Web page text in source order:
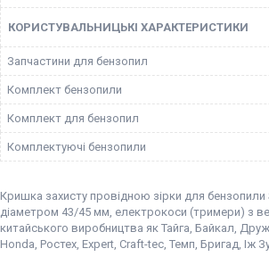
КОРИСТУВАЛЬНИЦЬКІ ХАРАКТЕРИСТИКИ
Запчастини для бензопил
Комплект бензопили
Комплект для бензопил
Комплектуючі бензопили
Кришка захисту провідною зірки для
діаметром 43/45 мм, електрокоси (тримери) з
китайського виробництва як Тайга, Байкал,
Honda, Ростех, Expert, Craft-tec, Темп, Бригад, Іж